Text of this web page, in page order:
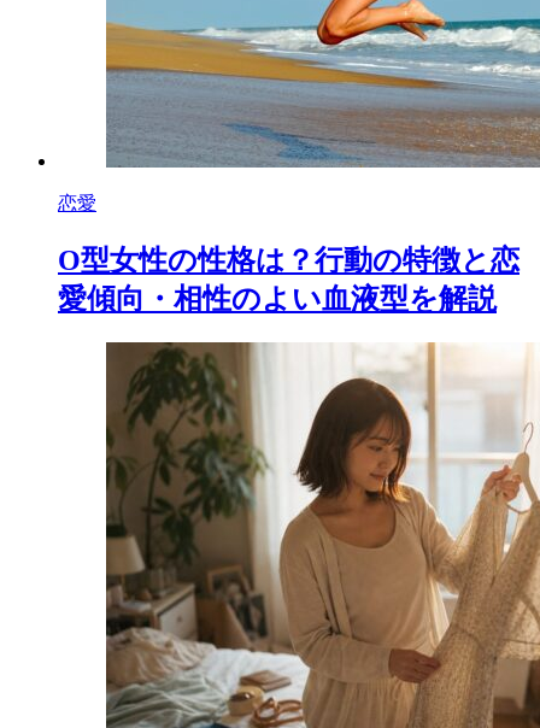
恋愛
O型女性の性格は？行動の特徴と恋
愛傾向・相性のよい血液型を解説